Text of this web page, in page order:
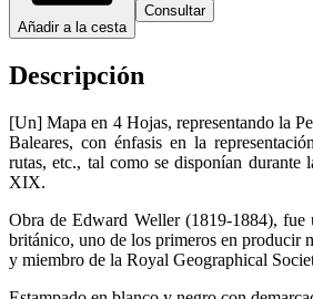
Añadir a la cesta
Consultar
Descripción
[Un] Mapa en 4 Hojas, representando la
Baleares, con énfasis en la
rutas, etc., tal como se disponían durante
XIX.
Obra de Edward Weller (1819-1884), fue
británico, uno de los primeros en producir
y miembro de la Royal Geographical